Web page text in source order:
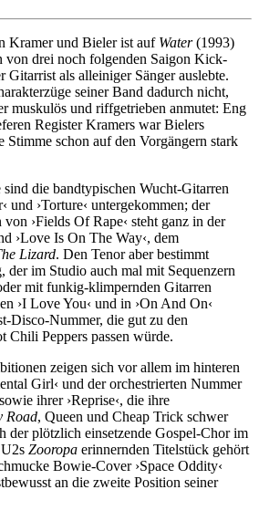
Kramer und Bieler ist auf Water(1993)
von drei noch folgenden Saigon Kick-
Gitarrist als alleiniger Sänger auslebte.
seiner Band dadurch nicht,
muskulös und riffgetrieben anmutet: Eng
Register Kramers war Bielers
Stimme schon auf den Vorgängern stark
sind die bandtypischen Wucht-Gitarren
und ›Torture‹ untergekommen; der
›Fields Of Rape‹ steht ganz in der
›Love Is On The Way‹, dem
Lizard. Den Tenor aber bestimmt
der im Studio auch mal mit Sequenzern
mit funkig-klimpernden Gitarren
›I Love You‹ und in ›On And On‹
Disco-Nummer, die gut zu den
Chili Peppers passen würde.
zeigen sich vor allem im hinteren
Girl‹ und der orchestrierten Nummer
ihrer ›Reprise‹, die ihre
Road, Queen und Cheap Trick schwer
der plötzlich einsetzende Gospel-Chor im
Zooropa erinnernden Titelstück gehört
Bowie-Cover ›Space Oddity‹
an die zweite Position seiner